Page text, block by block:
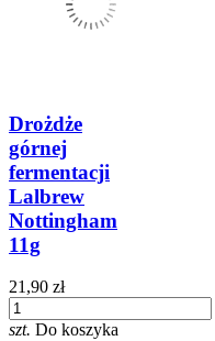
Drożdże
górnej
fermentacji
Lalbrew
Nottingham
11g
21,90 zł
szt. Do koszyka